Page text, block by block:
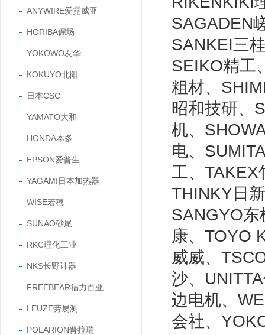
ANYWIRE爱霓威亚
HORIBA倔场
YOKOWO友华
KOKUYO北阳
日本CSC
YAMATO大和
HONDA本多
EPSON爱普生
YAGAMI日本加热器
WISE若穂
SUNAO砂尾
RKC理化工业
NKS长野计器
FREEBEAR福力百亚
LEUZE劳易测
POLARION普拉瑞
SAGADEN
SANKEI三
SEIKO精工
粗材、
昭和技研、
机、
电、
工、TAKEX
THINKY日
SANGYO东
康、TOYO
威威、
沙、
边电机、
会社、